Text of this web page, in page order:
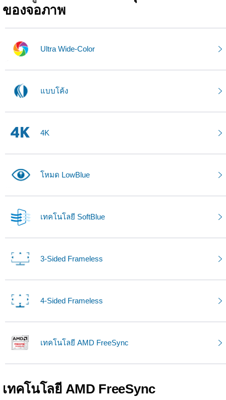
ของจอภาพ
Ultra Wide-Color
แบบโค้ง
4K
โหมด LowBlue
เทคโนโลยี SoftBlue
3-Sided Frameless
4-Sided Frameless
เทคโนโลยี AMD FreeSync
เทคโนโลยี AMD FreeSync